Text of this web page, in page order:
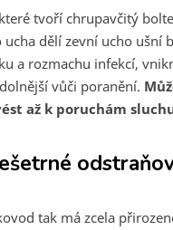
tvoří chrupavčitý
dělí zevní ucho ušní
a rozmachu infekcí,
vůči poranění.
až k poruchám
tak má zcela